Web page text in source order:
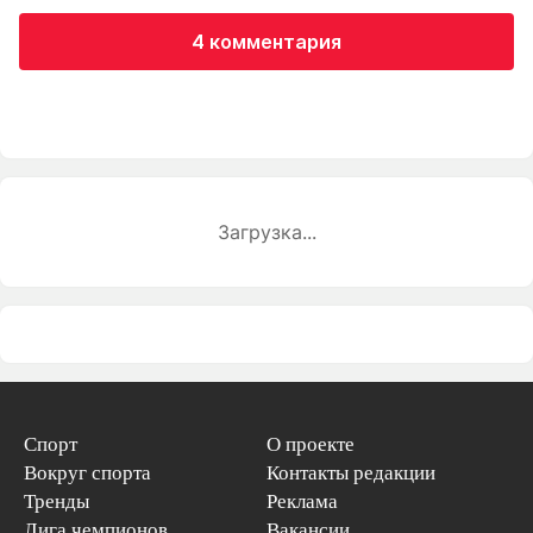
4 комментария
Загрузка...
Спорт
Вокруг спорта
Тренды
О проекте
Контакты редакции
Реклама